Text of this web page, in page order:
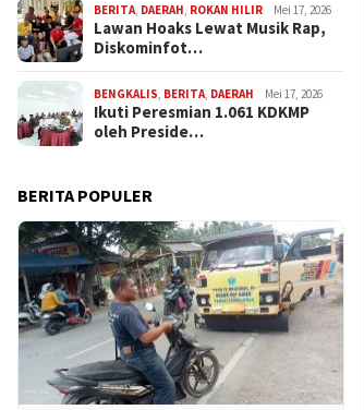
BERITA DAERAH ROKAN HILIR Mei 17, 2026
Lawan Hoaks Lewat Musik Rap,
Diskominfot…
BENGKALIS BERITA DAERAH Mei 17, 2026
Ikuti Peresmian 1.061 KDKMP
oleh Preside…
BERITA POPULER